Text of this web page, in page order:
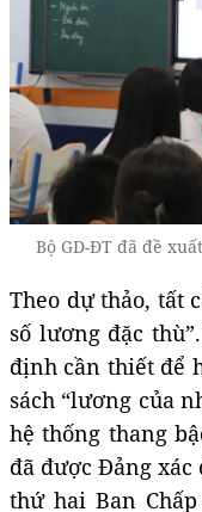
Bộ GD-ĐT đã đề
Theo dự thảo, tất
số lương đặc
định cần thiết để
sách “lương của
hệ thống thang
đã được Đảng
thứ hai Ban